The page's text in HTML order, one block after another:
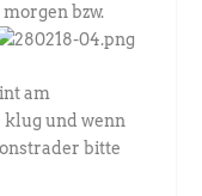
bzw.
am
klug und wenn
bitte